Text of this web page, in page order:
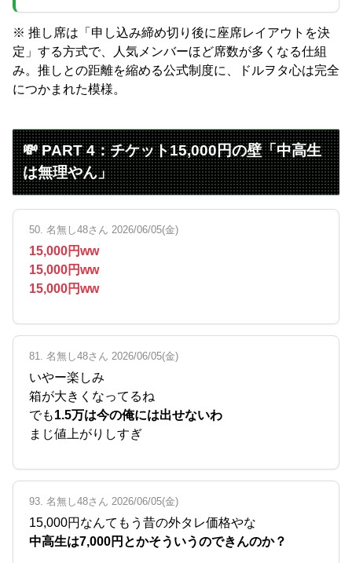
※ 推し席は「申し込み締め切り後に座席レイアウトを決
定」する方式で、人気メンバーほど席数が多くなる仕組
み。推しとの距離を縮める公式制度に、ドルヲタ心は完全
につかまれた模様。
💸 PART 4：チケット15,000円の壁「中高生
は無理やん」
50. 名無し48さん 2026/06/05(金)
15,000円ww
15,000円ww
15,000円ww
81. 名無し48さん 2026/06/05(金)
いやー楽しみ
箱が大きくなってるね
でも1.5万は今の俺には出せないわ
まじ値上がりしすぎ
93. 名無し48さん 2026/06/05(金)
15,000円なんてもう昔の外タレ価格やな
中高生は7,000円とかそういうのできんのか？